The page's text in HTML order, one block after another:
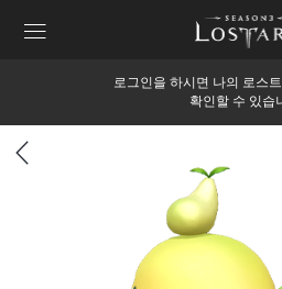
로그인을 하시면 나의 로스
확인할 수 있습